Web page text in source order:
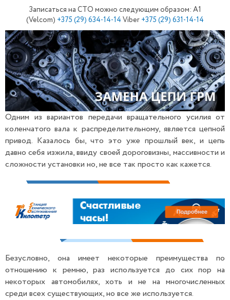
Записаться на СТО можно следующим образом: A1
(Velcom) +375 (29) 634-14-14 Viber +375 (29) 631-14-14
Одним из вариантов передачи вращательного усилия от
коленчатого вала к распределительному, является цепной
привод. Казалось бы, что это уже прошлый век, и цепь
давно себя изжила, ввиду своей дороговизны, массивности и
сложности установки но, не все так просто как кажется.
Безусловно, она имеет некоторые преимущества по
отношению к ремню, раз используется до сих пор на
некоторых автомобилях, хоть и не на многочисленных
среди всех существующих, но все же используется.